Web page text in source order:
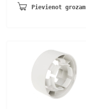
Pievienot grozam